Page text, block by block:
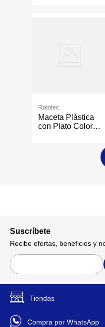
Rototec
Maceta Plástica
con Plato Color
Suscríbete
Recibe ofertas, beneficios y
Tiendas
Compra por WhatsApp